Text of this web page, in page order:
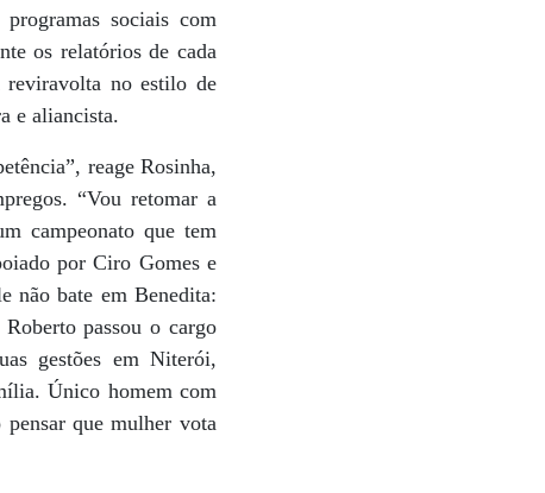
sociais com
os relatórios de cada
reviravolta no estilo de
e aliancista.
reage Rosinha,
“Vou retomar a
campeonato que tem
por Ciro Gomes e
não bate em Benedita:
passou o cargo
gestões em Niterói,
Único homem com
que mulher vota